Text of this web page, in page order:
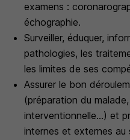
examens :
échographie.
Surveiller, éduquer,
pathologies, les
les limites de ses
Assurer le bon
(préparation du
interventionnelle...) et
internes et externes au